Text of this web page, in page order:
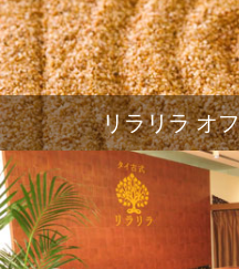
リラリラ オ